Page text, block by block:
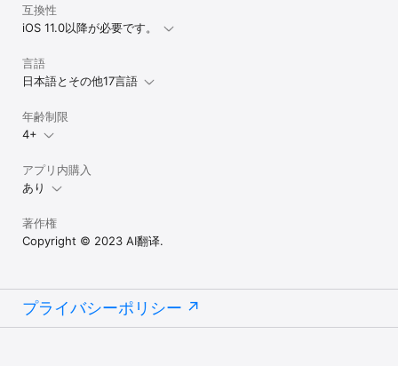
互換性
iOS 11.0以降が必要です。
言語
日本語とその他17言語
年齢制限
4+
アプリ内購入
あり
著作権
Copyright © 2023 AI翻译.
プライバシーポリシー